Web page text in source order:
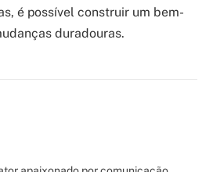
é possível construir um bem-
duradouras.